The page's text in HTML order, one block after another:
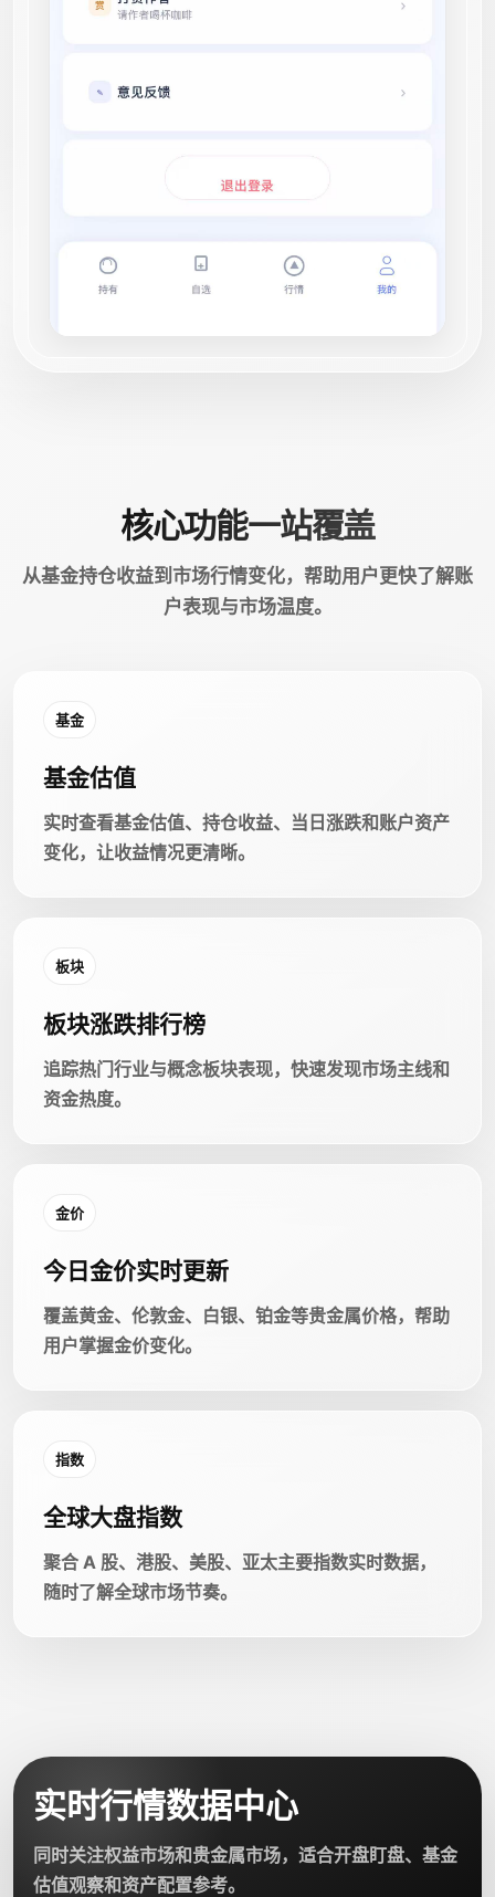
核心功能一站覆盖
从基金持仓收益到市场行情变化，帮助用户更快了解账
户表现与市场温度。
基金
基金估值
实时查看基金估值、持仓收益、当日涨跌和账户资产
变化，让收益情况更清晰。
板块
板块涨跌排行榜
追踪热门行业与概念板块表现，快速发现市场主线和
资金热度。
金价
今日金价实时更新
覆盖黄金、伦敦金、白银、铂金等贵金属价格，帮助
用户掌握金价变化。
指数
全球大盘指数
聚合 A 股、港股、美股、亚太主要指数实时数据，
随时了解全球市场节奏。
实时行情数据中心
同时关注权益市场和贵金属市场，适合开盘盯盘、基金
估值观察和资产配置参考。